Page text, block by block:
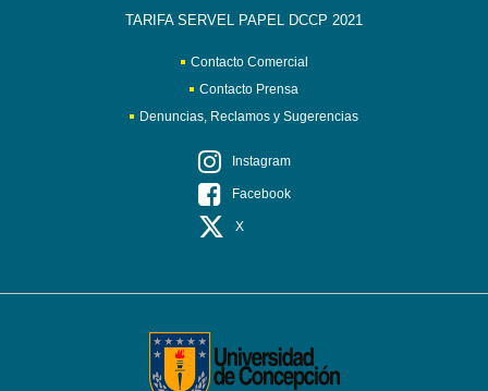
TARIFA SERVEL PAPEL DCCP 2021
Contacto Comercial
Contacto Prensa
Denuncias, Reclamos y Sugerencias
Instagram
Facebook
X